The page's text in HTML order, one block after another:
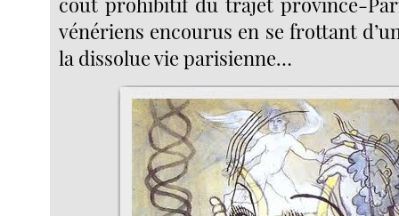
vénériens encourus en se frottant
la dissolue vie parisienne…